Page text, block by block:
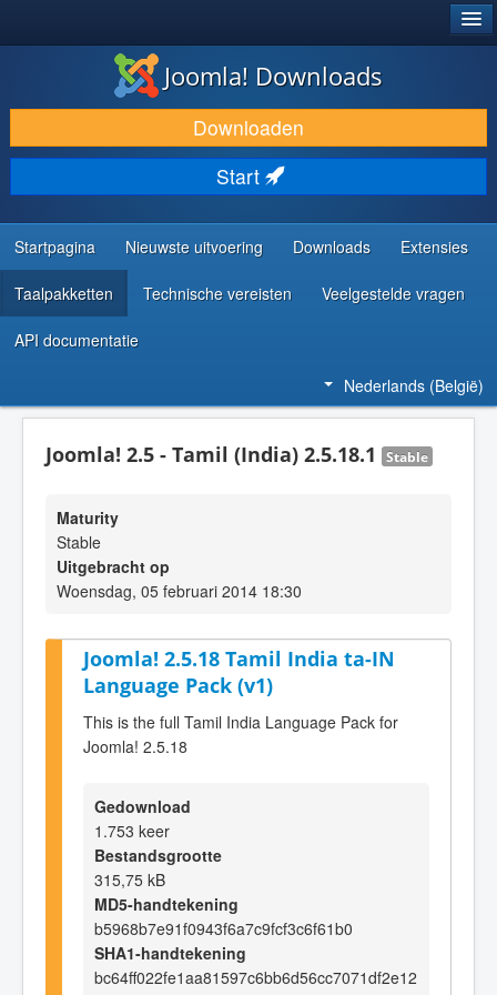
DOWNLOAD & BREID UIT
ONTDEK & LEER
COMMUNITY & ONDERSTEUNING
ONTWIKKELAARSBRONNEN
Joomla! Downloads
Downloaden
Start
Startpagina Nieuwste uitvoering Downloads Extensies
Taalpakketten Technische vereisten Veelgestelde vragen
API documentatie
Nederlands (België)
Joomla! 2.5 - Tamil (India) 2.5.18.1 Stable
Maturity
Stable
Uitgebracht op
Woensdag, 05 februari 2014 18:30
Joomla! 2.5.18 Tamil India ta-IN
Language Pack (v1)
This is the full Tamil India Language Pack for
Joomla! 2.5.18
Gedownload
1.753 keer
Bestandsgrootte
315,75 kB
MD5-handtekening
b5968b7e91f0943f6a7c9fcf3c6f61b0
SHA1-handtekening
bc64ff022fe1aa81597c6bb6d56cc7071df2e12